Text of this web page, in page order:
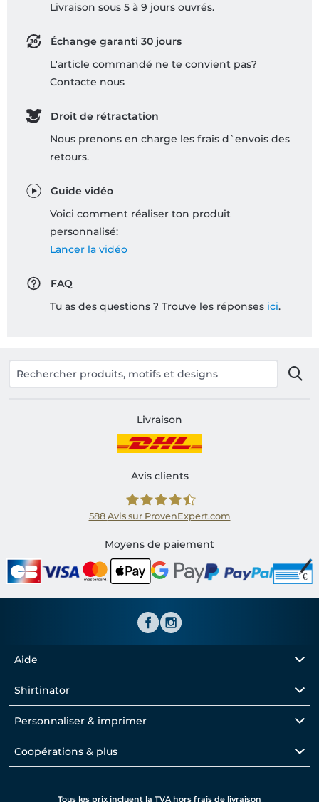
Livraison sous 5 à 9 jours ouvrés.
Échange garanti 30 jours
L'article commandé ne te convient pas?
Contacte nous
Droit de rétractation
Nous prenons en charge les frais d`envois des
retours.
Guide vidéo
Voici comment réaliser ton produit
personnalisé:
Lancer la vidéo
FAQ
Tu as des questions ? Trouve les réponses ici.
Livraison
Avis clients
Shirtinator FR
588 Avis sur ProvenExpert.com
Moyens de paiement
Aide
Shirtinator
Personnaliser & imprimer
Coopérations & plus
Tous les prix incluent la TVA hors frais de livraison